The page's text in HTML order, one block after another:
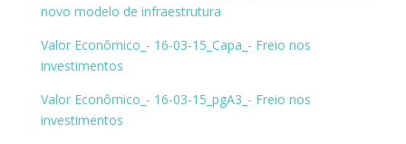
novo modelo de infraestrutura
Valor Econômico_- 16-03-15_Capa_- Freio nos
investimentos
Valor Econômico_- 16-03-15_pgA3_- Freio nos
investimentos